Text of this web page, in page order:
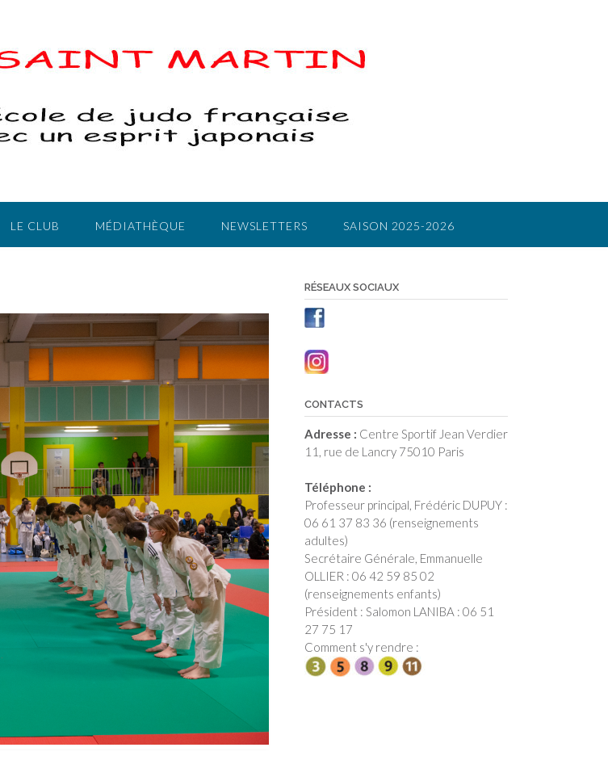
LE CLUB MÉDIATHÈQUE NEWSLETTERS SAISON 2025-2026
RÉSEAUX SOCIAUX
CONTACTS
Adresse : Centre Sportif Jean Verdier
11, rue de Lancry 75010 Paris
Téléphone :
Professeur principal, Frédéric DUPUY :
06 61 37 83 36 (renseignements
adultes)
Secrétaire Générale, Emmanuelle
OLLIER : 06 42 59 85 02
(renseignements enfants)
Président : Salomon LANIBA : 06 51
27 75 17
Comment s'y rendre :